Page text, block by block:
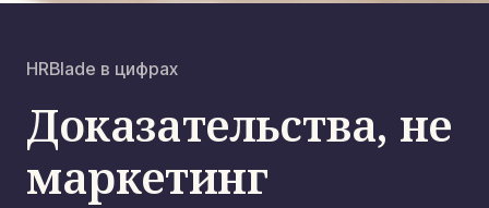
HRBlade в цифрах
Доказательства, не
маркетинг